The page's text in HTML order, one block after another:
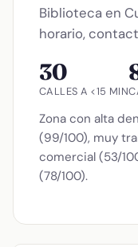
Biblioteca en
horario,
30
CALLES A <15 MIN
Zona con alta
(99/100), muy
comercial (53/
(78/100).